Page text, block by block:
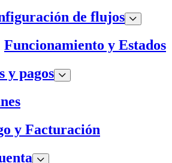
de flujos
Funcionamiento y Estados
y pagos
y Facturación